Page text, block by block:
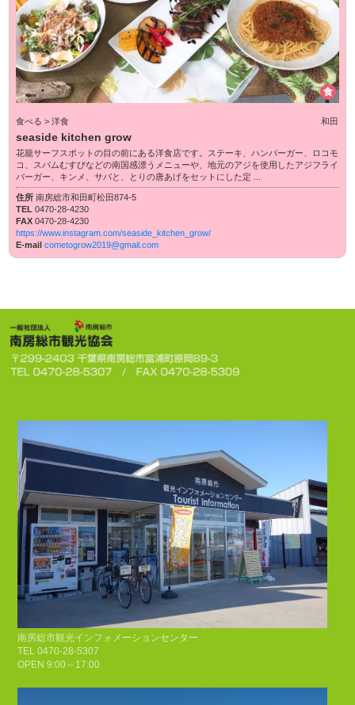
食
食べる > 洋食 和田
seaside kitchen grow
花籠サーフスポットの目の前にある洋食店です。ステーキ、ハンバーガー、ロコモ
コ、スパムむすびなどの南国感漂うメニューや、地元のアジを使用したアジフライ
バーガー、キンメ、サバと、とりの唐あげをセットにした定 ...
住所南房総市和田町松田874-5
TEL0470-28-4230
FAX0470-28-4230
https://www.instagram.com/seaside_kitchen_grow/
E-mailcometogrow2019@gmail.com
南房総市観光インフォメーションセンター
TEL 0470-28-5307
OPEN 9:00～17:00